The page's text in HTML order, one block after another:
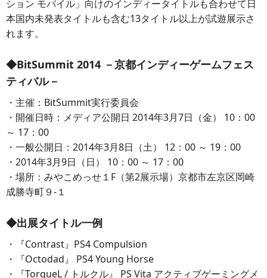
ション モバイル」向けのインディータイトルも合わせて日
本国内未発表タイトルも含む13タイトル以上が試遊展示さ
れます。
◆BitSummit 2014 －京都インディーゲームフェス
ティバル－
・主催：BitSummit実行委員会
・開催日時：メディア公開日 2014年3月7日（金） 10：00
～ 17：00
・一般公開日：2014年3月8日（土） 12：00 ～ 19：00
・2014年3月9日（日） 10：00 ～ 17：00
・場所：みやこめっせ１F（第2展示場）京都市左京区岡崎
成勝寺町９-１
◆出展タイトル一例
・『Contrast』PS4 Compulsion
・『Octodad』 PS4 Young Horse
・『TorqueL / トルクル』 PS Vita アクティブゲーミングメ